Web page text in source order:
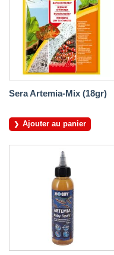
Sera Artemia-Mix (18gr)
Ajouter au panier